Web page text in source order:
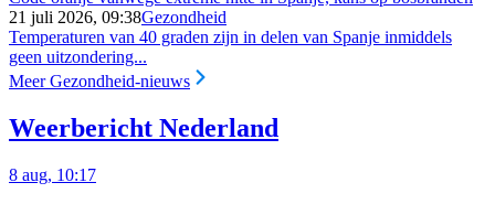
21 juli 2026, 09:38Gezondheid
Temperaturen van 40 graden zijn in delen van Spanje inmiddels
geen uitzondering...
Meer Gezondheid-nieuws
Weerbericht Nederland
8 aug, 10:17